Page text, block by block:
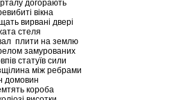
догорають
вікна
вирвані двері
стеля
плити на землю
замурованих
статуїв сили
між ребрами
домовин
короба